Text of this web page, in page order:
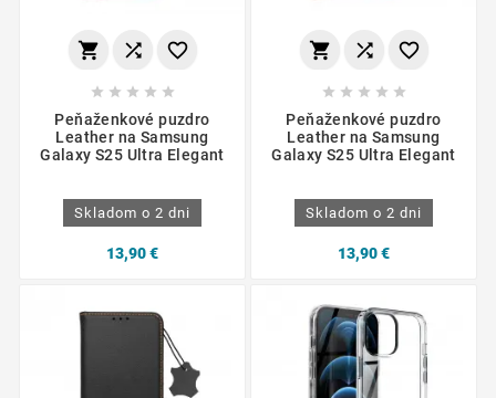
  
    
Peňaženkové puzdro
Leather na Samsung
Galaxy S25 Ultra Elegant
Skladom o 2 dni
13,90 €
  
    
Peňaženkové puzdro
Leather na Samsung
Galaxy S25 Ultra Elegant
Skladom o 2 dni
13,90 €